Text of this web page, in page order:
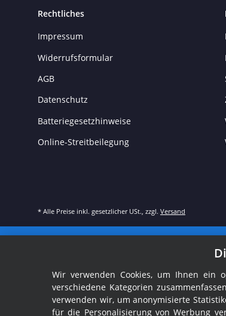
Rechtliches
Impressum
Widerrufsformular
AGB
Datenschutz
Batteriegesetzhinweise
Online-Streitbeilegung
* Alle Preise inkl. gesetzlicher USt., zzgl. Versand
Wir verwenden Cookies, um Ihnen ein
verschiedene Kategorien
verwenden wir, um anonymisierte
für die Personalisierung von Werbung